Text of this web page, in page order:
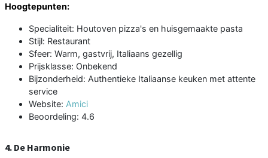
Hoogtepunten:
Specialiteit: Houtoven pizza's en huisgemaakte pasta
Stijl: Restaurant
Sfeer: Warm, gastvrij, Italiaans gezellig
Prijsklasse: Onbekend
Bijzonderheid: Authentieke Italiaanse keuken met attente
service
Website: Amici
Beoordeling: 4.6
4. De Harmonie